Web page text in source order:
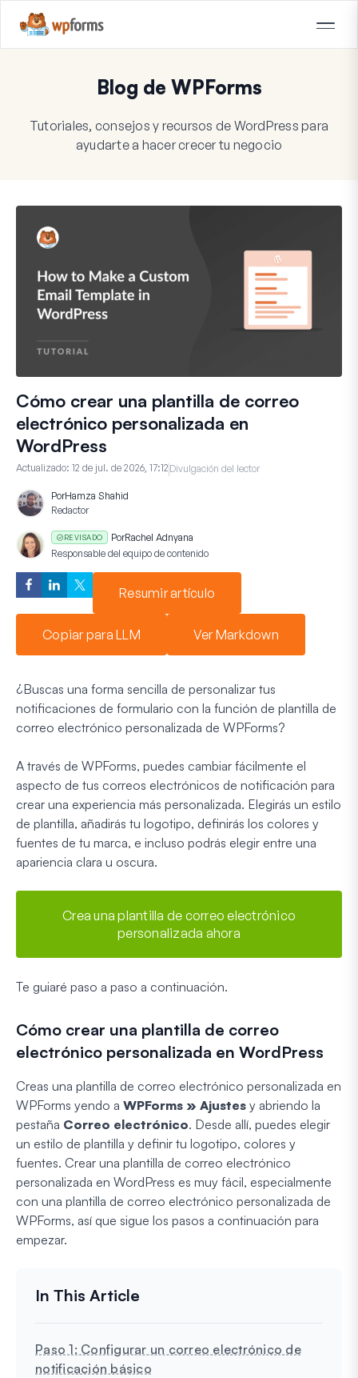
Blog de WPForms
Tutoriales, consejos y recursos de WordPress para
ayudarte a hacer crecer tu negocio
Cómo crear una plantilla de correo
electrónico personalizada en
WordPress
Actualizado: 12 de jul. de 2026, 17:12 Divulgación del lector
PorHamza Shahid
Redactor
REVISADO PorRachel Adnyana
Responsable del equipo de contenido
Resumir artículo
Copiar para LLM Ver Markdown
¿Buscas una forma sencilla de personalizar tus
notificaciones de formulario con la función de plantilla de
correo electrónico personalizada de WPForms?
A través de WPForms, puedes cambiar fácilmente el
aspecto de tus correos electrónicos de notificación para
crear una experiencia más personalizada. Elegirás un estilo
de plantilla, añadirás tu logotipo, definirás los colores y
fuentes de tu marca, e incluso podrás elegir entre una
apariencia clara u oscura.
Crea una plantilla de correo electrónico
personalizada ahora
Te guiaré paso a paso a continuación.
Cómo crear una plantilla de correo
electrónico personalizada en WordPress
Creas una plantilla de correo electrónico personalizada en
WPForms yendo a WPForms » Ajustes y abriendo la
pestaña Correo electrónico. Desde allí, puedes elegir
un estilo de plantilla y definir tu logotipo, colores y
fuentes. Crear una plantilla de correo electrónico
personalizada en WordPress es muy fácil, especialmente
con una plantilla de correo electrónico personalizada de
WPForms, así que sigue los pasos a continuación para
empezar.
Paso 1: Configurar un correo electrónico de
notificación básico